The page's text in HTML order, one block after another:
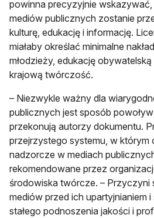
powinna precyzyjnie
mediów publicznych zostanie
kulturę, edukację i informację.
miałaby określać minimalne
młodzieży, edukację
krajową twórczość.
– Niezwykle ważny dla
publicznych jest sposób
przekonują autorzy dokumentu.
przejrzystego systemu, w którym
nadzorcze w mediach
rekomendowane przez
środowiska twórcze. – Przyczyni
mediów przed ich upartyjnianiem
stałego podnoszenia jakości i